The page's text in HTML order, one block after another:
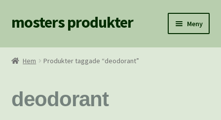
Hoppa
till
Hoppa
till
mosters produkter Meny
Hem
Fraktkostnader
Hem Produkter taggade “deodorant”
deodorant